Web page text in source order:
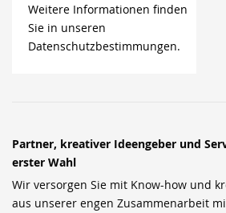
Weitere Informationen finden
Sie in unseren
Datenschutzbestimmungen.
Partner, kreativer Ideengeber und
erster Wahl
Wir versorgen Sie mit Know-how und
aus unserer engen Zusammenarbeit